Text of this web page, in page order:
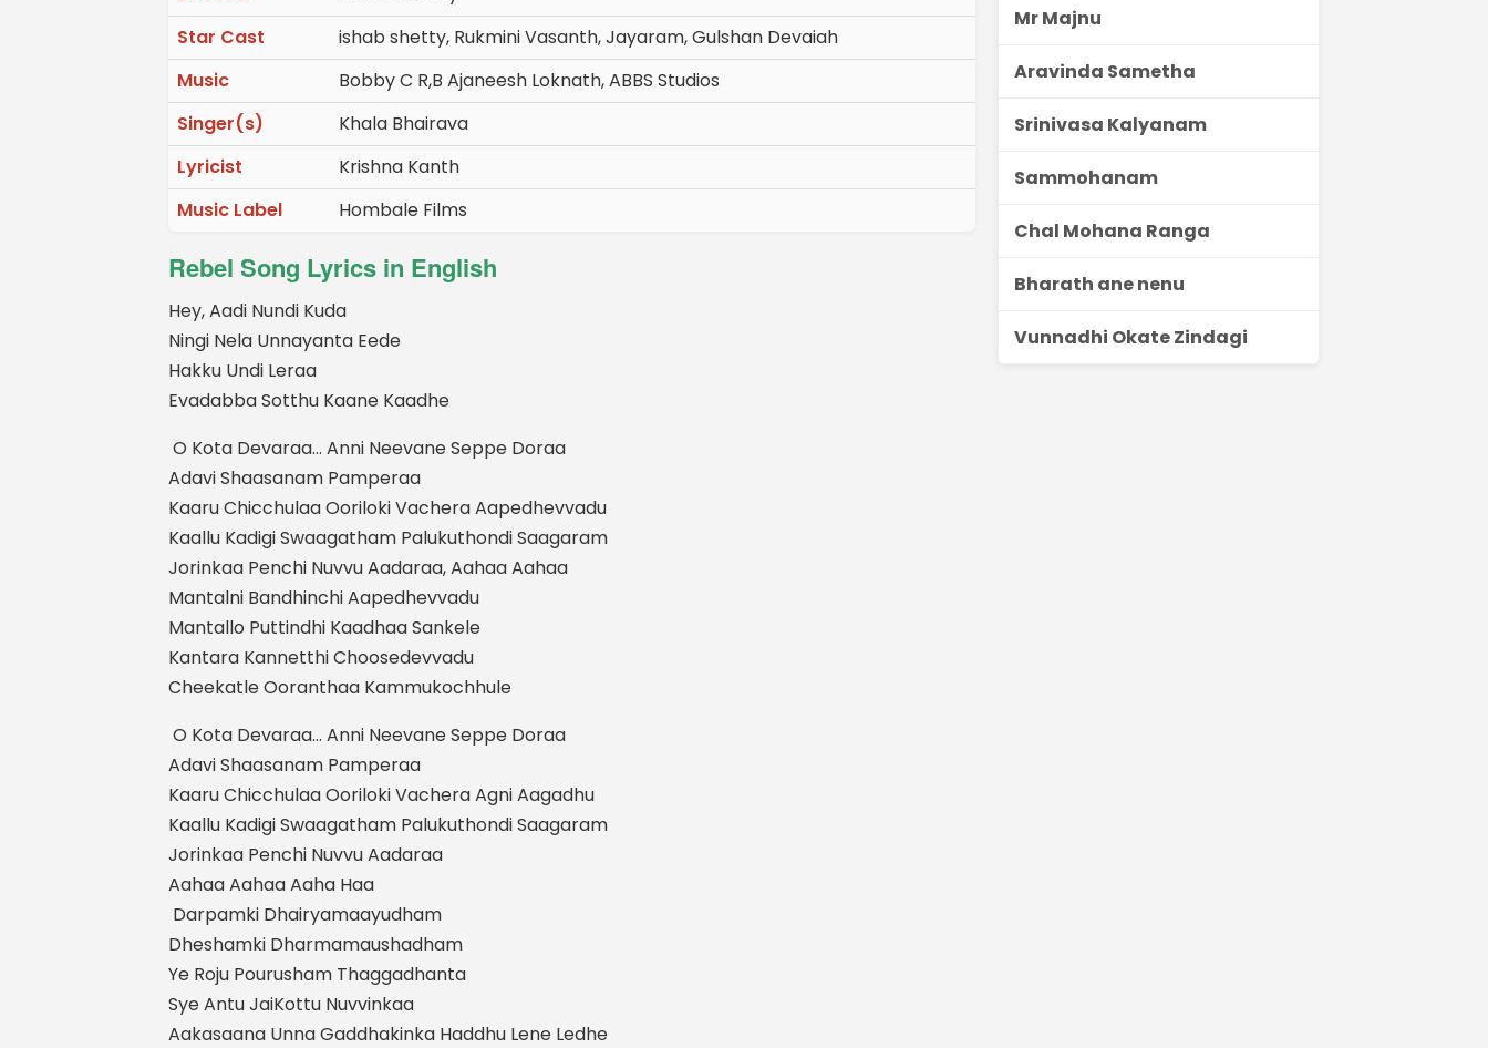
Star Cast
ishab shetty, Rukmini Vasanth, Jayaram, Gulshan Devaiah
Music
Bobby C R,B Ajaneesh Loknath, ABBS Studios
Singer(s)
Khala Bhairava
Lyricist
Krishna Kanth
Music Label
Hombale Films
Rebel Song Lyrics in English
Hey, Aadi Nundi Kuda
Ningi Nela Unnayanta Eede
Hakku Undi Leraa
Evadabba Sotthu Kaane Kaadhe
O Kota Devaraa… Anni Neevane Seppe Doraa
Adavi Shaasanam Pamperaa
Kaaru Chicchulaa Ooriloki Vachera Aapedhevvadu
Kaallu Kadigi Swaagatham Palukuthondi Saagaram
Jorinkaa Penchi Nuvvu Aadaraa, Aahaa Aahaa
Mantalni Bandhinchi Aapedhevvadu
Mantallo Puttindhi Kaadhaa Sankele
Kantara Kannetthi Choosedevvadu
Cheekatle Ooranthaa Kammukochhule
O Kota Devaraa… Anni Neevane Seppe Doraa
Adavi Shaasanam Pamperaa
Kaaru Chicchulaa Ooriloki Vachera Agni Aagadhu
Kaallu Kadigi Swaagatham Palukuthondi Saagaram
Jorinkaa Penchi Nuvvu Aadaraa
Aahaa Aahaa Aaha Haa
Darpamki Dhairyamaayudham
Dheshamki Dharmamaushadham
Ye Roju Pourusham Thaggadhanta
Sye Antu JaiKottu Nuvvinkaa
Aakasaana Unna Gaddhakinka Haddhu Lene Ledhe
Mr Majnu
Aravinda Sametha
Srinivasa Kalyanam
Sammohanam
Chal Mohana Ranga
Bharath ane nenu
Vunnadhi Okate Zindagi